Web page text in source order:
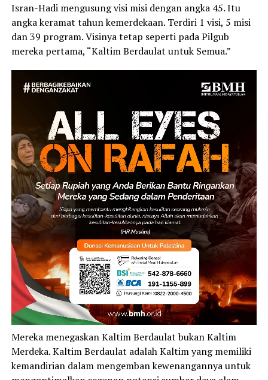
Isran-Hadi mengusung visi misi dengan angka 45. Itu
angka keramat tahun kemerdekaan. Terdiri 1 visi, 5 misi
dan 39 program. Visinya tetap seperti pada Pilgub
mereka pertama, “Kaltim Berdaulat untuk Semua.”
Mereka menegaskan Kaltim Berdaulat bukan Kaltim
Merdeka. Kaltim Berdaulat adalah Kaltim yang memiliki
kemandirian dalam mengemban kewenangannya untuk